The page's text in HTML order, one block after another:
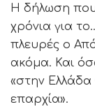
Η δήλωση που
χρόνια για
πλευρές ο
ακόμα. Και
«στην Ελλάδα
επαρχία».